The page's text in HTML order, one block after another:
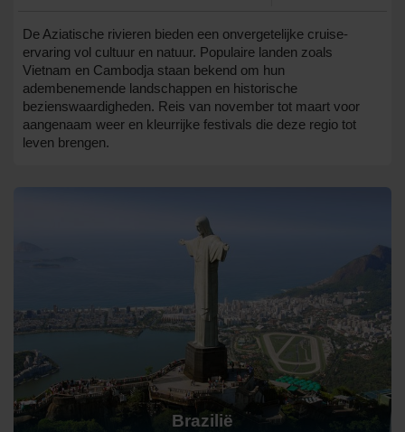
De Aziatische rivieren bieden een onvergetelijke cruise-
ervaring vol cultuur en natuur. Populaire landen zoals
Vietnam en Cambodja staan bekend om hun
adembenemende landschappen en historische
bezienswaardigheden. Reis van november tot maart voor
aangenaam weer en kleurrijke festivals die deze regio tot
leven brengen.
Brazilië